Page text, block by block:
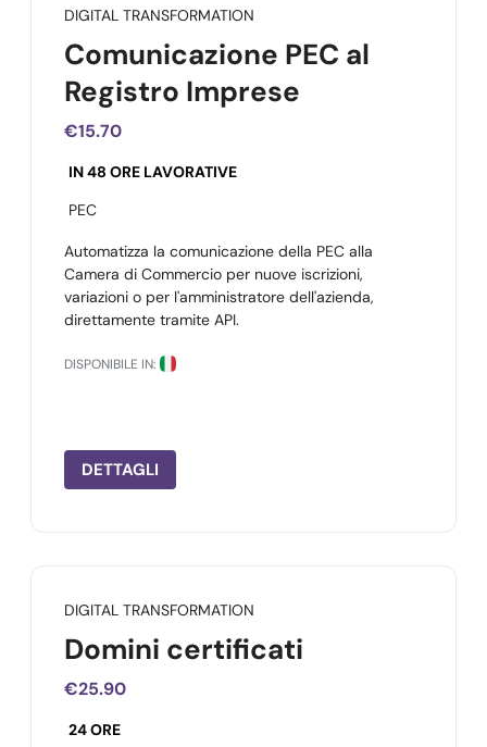
DIGITAL TRANSFORMATION
Comunicazione PEC al
Registro Imprese
€15.70
IN 48 ORE LAVORATIVE
PEC
Automatizza la comunicazione della PEC alla
Camera di Commercio per nuove iscrizioni,
variazioni o per l'amministratore dell'azienda,
direttamente tramite API.
DISPONIBILE IN:
DETTAGLI
DIGITAL TRANSFORMATION
Domini certificati
€25.90
24 ORE